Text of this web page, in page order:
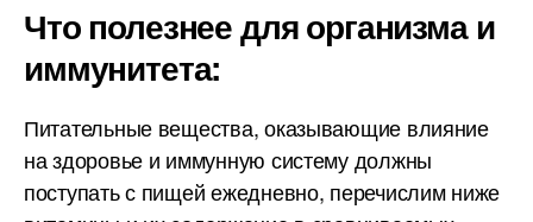
Что полезнее для организма и
иммунитета:
Питательные вещества, оказывающие влияние
на здоровье и иммунную систему должны
поступать с пищей ежедневно, перечислим ниже